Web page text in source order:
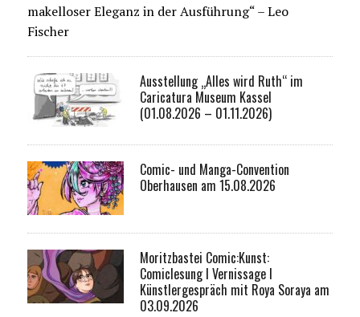
makelloser Eleganz in der Ausführung“ – Leo
Fischer
Ausstellung „Alles wird Ruth“ im
Caricatura Museum Kassel
(01.08.2026 – 01.11.2026)
Comic- und Manga-Convention
Oberhausen am 15.08.2026
Moritzbastei Comic:Kunst:
Comiclesung I Vernissage I
Künstlergespräch mit Roya Soraya am
03.09.2026